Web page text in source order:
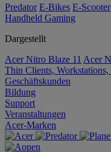
Predator E-Bikes E-Scooter
Handheld Gaming
Dargestellt
Acer Nitro Blaze 11 Acer
Thin Clients, Workstations,
Geschäftskunden
Bildung
Support
Veranstaltungen
Acer-Marken